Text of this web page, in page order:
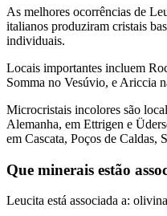
As melhores ocorrências de
italianos produziram cristais
individuais.
Locais importantes incluem
Somma no Vesúvio, e Ariccia
Microcristais incolores são
Alemanha, em Ettrigen e
em Cascata, Poços de Caldas,
Que minerais estão
Leucita está associada a: